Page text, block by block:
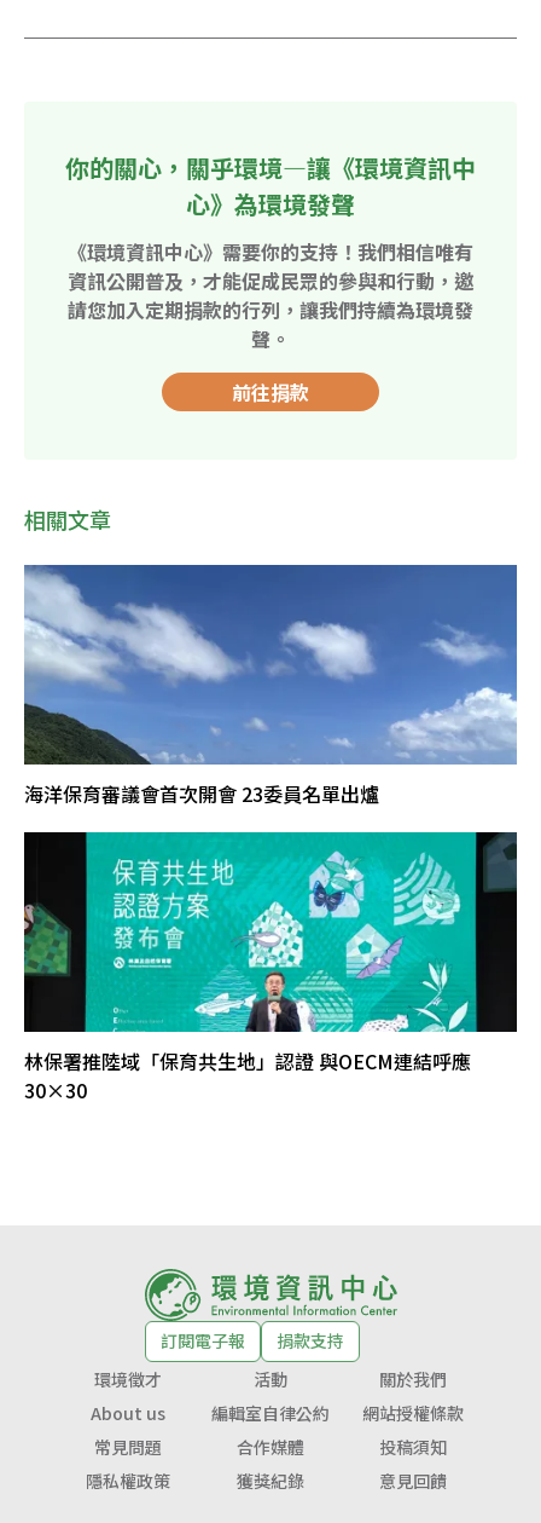
你的關心，關乎環境—讓《環境資訊中
心》為環境發聲
《環境資訊中心》需要你的支持！我們相信唯有
資訊公開普及，才能促成民眾的參與和行動，邀
請您加入定期捐款的行列，讓我們持續為環境發
聲。
前往捐款
相關文章
海洋保育審議會首次開會 23委員名單出爐
林保署推陸域「保育共生地」認證 與OECM連結呼應
30×30
訂閱電子報
捐款支持
環境徵才
活動
關於我們
About us
編輯室自律公約
網站授權條款
常見問題
合作媒體
投稿須知
隱私權政策
獲獎紀錄 意見回饋